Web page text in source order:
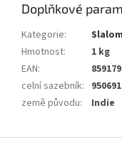
Doplňkové
Kategorie:
Hmotnost:
1 kg
EAN:
celní sazebník:
země původu: Indie